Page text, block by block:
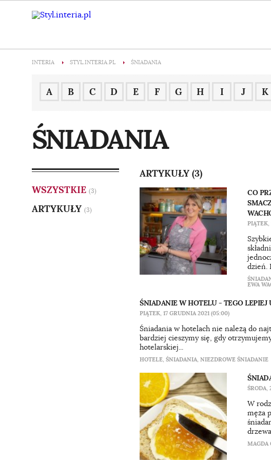
INTERIA STYL.INTERIA.PL ŚNIADANIA
A B C D E F G H I J K
ŚNIADANIA
WSZYSTKIE (3)
ARTYKUŁY (3)
ARTYKUŁY (3)
CO
PIĄTEK,
dzień.
EWA
ŚNIADANIE W HOTELU - TEGO LEPIEJ
PIĄTEK, 17 GRUDNIA 2021 (05:00)
Śniadania w hotelach nie należą do
bardziej cieszymy się, gdy
hotelarskiej...
HOTELE, ŚNIADANIA, NIEZDROWE ŚNIADANIE
ŚRODA,
W
męża
MAGDA